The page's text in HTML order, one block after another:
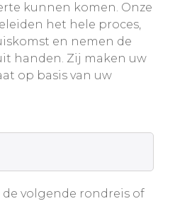
kunnen komen. Onze
het hele proces,
en nemen de
handen. Zij maken uw
op basis van uw
volgende rondreis of